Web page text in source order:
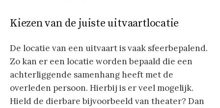
Kiezen van de juiste uitvaartlocatie
De locatie van een uitvaart is vaak sfeerbepalend.
Zo kan er een locatie worden bepaald die een
achterliggende samenhang heeft met de
overleden persoon. Hierbij is er veel mogelijk.
Hield de dierbare bijvoorbeeld van theater? Dan